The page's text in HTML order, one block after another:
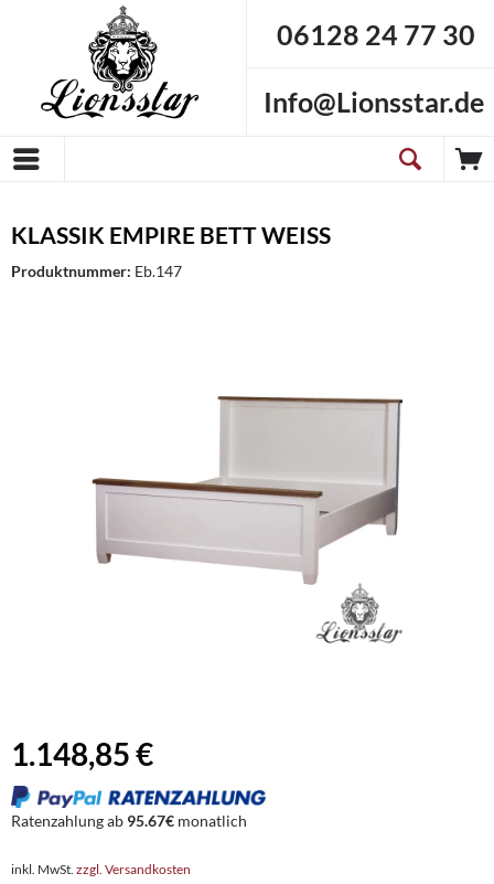
06128 24 77 30
Info@Lionsstar.de
KLASSIK EMPIRE BETT WEISS
Produktnummer: Eb.147
1.148,85 €
Ratenzahlung ab 95.67€ monatlich
inkl. MwSt. zzgl. Versandkosten